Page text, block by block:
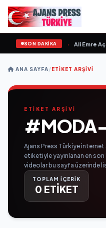
SON DAKİKA
“ yayımlandı Ali Emre
ANA SAYFA/ETIKET ARŞIVI
ETİKET ARŞİVİ
#MODA-
Ajans Press Türkiye
etiketiyle yayınlanan en son
videolar bu sayfa üzerinde
TOPLAM İÇERİK
0 ETİKET